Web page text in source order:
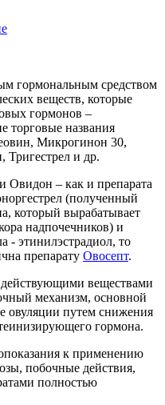
гормональным средством
веществ, которые
гормонов –
торговые названия
Микрогинон 30,
и др.
Овидон – как и препарата
(полученный
который вырабатывает
надпочечников) и
- этинилэстрадиол, то
препарату Овосепт.
веществами
механизм, основной
овуляции путем снижения
гормона.
к применению
побочные действия,
полностью